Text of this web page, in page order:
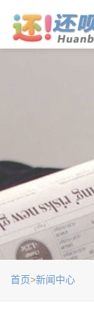
首页>新闻中心